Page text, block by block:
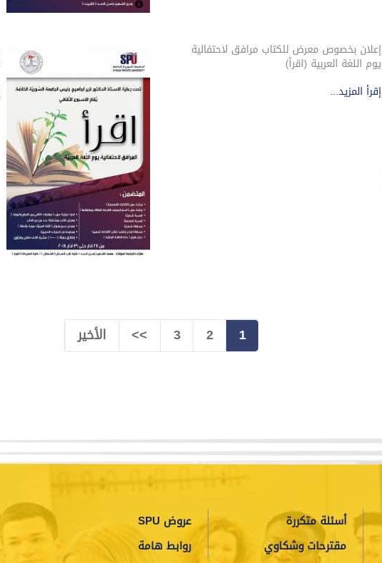
إعلان بخصوص معرض للكتاب مرافق لاحتفالية
يوم اللغة العربية (اقرأ)
إقرأ المزيد...
1
2
3
>> الأخير
أسئلة متكررة
عروض SPU
مقترحات وشكاوي
روابط هامة